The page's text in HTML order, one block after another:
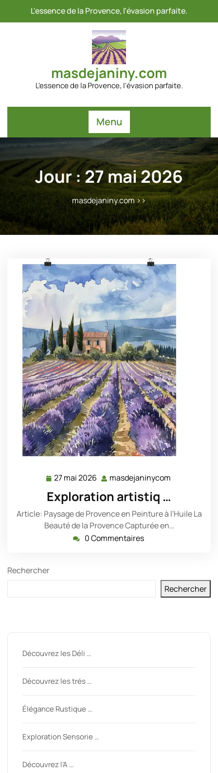
L'essence de la Provence, l'évasion parfaite.
masdejaniny.com
L'essence de la Provence, l'évasion parfaite.
Menu
Jour :27 mai 2026
masdejaniny.com>>
27 mai 2026 27
mai
2026
masdejaninycom
Exploration artistiq …
Article: Paysage de Provence en Peinture à l'Huile La
Beauté de la Provence Capturée en…
0 Commentaires
Rechercher
Rechercher
Découvrez les Déli …
Découvrez les trés …
Élégance Rustique …
Exploration Sensorie …
Découvrez l’A …